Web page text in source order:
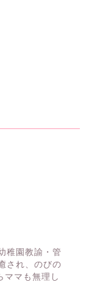
稚園教諭・管
され、のびの
マも無理し